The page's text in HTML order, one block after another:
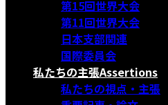
第15回世界大会
第11回世界大会
日本支部関連
国際委員会
私たちの主張Assertions
私たちの視点・主張